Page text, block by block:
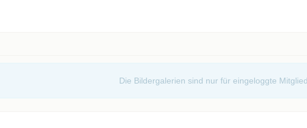
Die Bildergalerien sind nur für eingeloggte